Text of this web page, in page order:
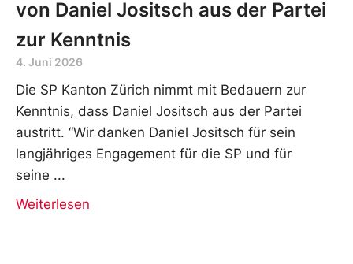
von Daniel Jositsch aus der Partei
zur Kenntnis
4. Juni 2026
Die SP Kanton Zürich nimmt mit Bedauern zur
Kenntnis, dass Daniel Jositsch aus der Partei
austritt. “Wir danken Daniel Jositsch für sein
langjähriges Engagement für die SP und für
seine
Weiterlesen